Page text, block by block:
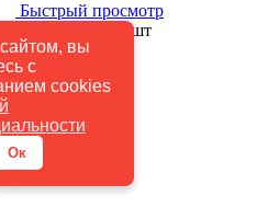
вы
с
cookies
Ок
Быстрый просмотр
/ шт